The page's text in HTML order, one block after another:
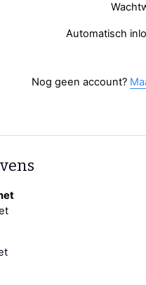
Automatisch
Nog geen account?